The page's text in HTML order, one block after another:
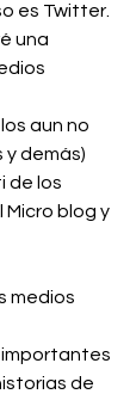
es Twitter.
una
aun no
demás)
de los
Micro blog y
medios
importantes
de